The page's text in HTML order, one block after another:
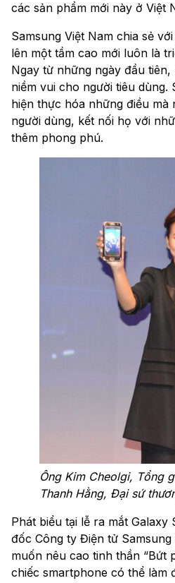
các sản phẩm mới này ở Việt
Samsung Việt Nam chia sẻ
lên một tầm cao mới luôn là
Ngay từ những ngày đầu
niềm vui cho người tiêu
hiện thực hóa những điều mà
người dùng, kết nối họ với
thêm phong phú.
Ông Kim Cheolgi, Tổng
Thanh Hằng, Đại sứ
Phát biểu tại lễ ra mắt Galaxy
đốc Công ty Điện tử Samsung
muốn nêu cao tinh thần “Bứt
chiếc smartphone có thể làm